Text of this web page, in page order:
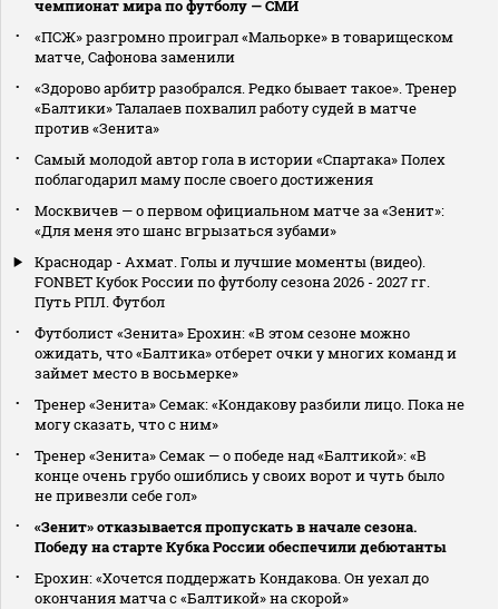
чемпионат мира по футболу — СМИ
«ПСЖ» разгромно проиграл «Мальорке» в товарищеском
матче, Сафонова заменили
«Здорово арбитр разобрался. Редко бывает такое». Тренер
«Балтики» Талалаев похвалил работу судей в матче
против «Зенита»
Самый молодой автор гола в истории «Спартака» Полех
поблагодарил маму после своего достижения
Москвичев — о первом официальном матче за «Зенит»:
«Для меня это шанс вгрызаться зубами»
Краснодар - Ахмат. Голы и лучшие моменты (видео).
FONBET Кубок России по футболу сезона 2026 - 2027 гг.
Путь РПЛ. Футбол
Футболист «Зенита» Ерохин: «В этом сезоне можно
ожидать, что «Балтика» отберет очки у многих команд и
займет место в восьмерке»
Тренер «Зенита» Семак: «Кондакову разбили лицо. Пока не
могу сказать, что с ним»
Тренер «Зенита» Семак — о победе над «Балтикой»: «В
конце очень грубо ошиблись у своих ворот и чуть было
не привезли себе гол»
«Зенит» отказывается пропускать в начале сезона.
Победу на старте Кубка России обеспечили дебютанты
Ерохин: «Хочется поддержать Кондакова. Он уехал до
окончания матча с «Балтикой» на скорой»